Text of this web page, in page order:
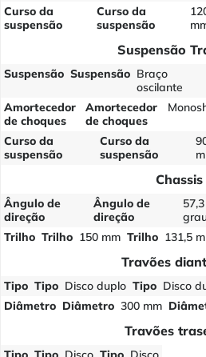
Curso da
suspensão
Curso da
suspensão
Suspensão
Suspensão Suspensão Braço
oscilante
Amortecedor
de choques
Amortecedor
de choques
Curso da
suspensão
Curso da
suspensão
Chassis
Ângulo de
direção
Ângulo de
direção
57,3
Trilho Trilho 150 mm Trilho 131,5
Travões
Tipo Tipo Disco duplo Tipo Disco
Diâmetro Diâmetro 300 mm
Travões